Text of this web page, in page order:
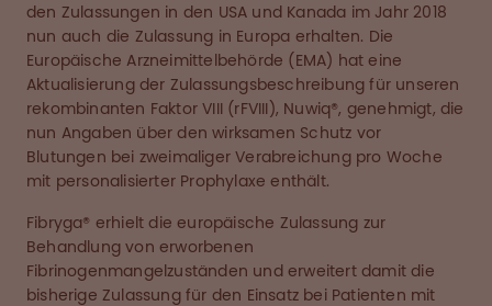
den Zulassungen in den USA und Kanada im Jahr 2018
nun auch die Zulassung in Europa erhalten. Die
Europäische Arzneimittelbehörde (EMA) hat eine
Aktualisierung der Zulassungsbeschreibung für unseren
rekombinanten Faktor VIII (rFVIII), Nuwiq®, genehmigt, die
nun Angaben über den wirksamen Schutz vor
Blutungen bei zweimaliger Verabreichung pro Woche
mit personalisierter Prophylaxe enthält.
Fibryga® erhielt die europäische Zulassung zur
Behandlung von erworbenen
Fibrinogenmangelzuständen und erweitert damit die
bisherige Zulassung für den Einsatz bei Patienten mit